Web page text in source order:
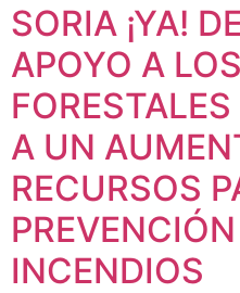
SORIA ¡YA!
APOYO A
FORESTALES
A UN
RECURSOS
INCENDIOS